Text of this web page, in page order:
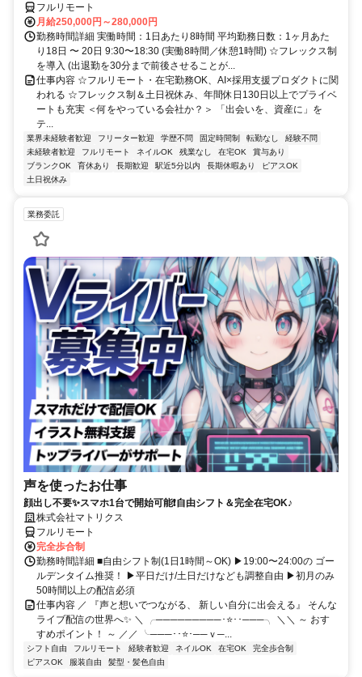
フルリモート
月給250,000円～280,000円
勤務時間詳細 実働時間：1日あたり8時間 平均勤務日数：1ヶ月あた
り18日 〜 20日 9:30〜18:30 (実働8時間／休憩1時間) ☆フレックス制
を導入 (出退勤を30分まで前後させることが...
仕事内容 ☆フルリモート・在宅勤務OK、AI×採用支援プロダクトに関
われる ☆フレックス制＆土日祝休み、年間休日130日以上でプライベ
ートも充実 ＜何をやっている会社か？＞ 「出会いを、資産に」を
テ...
業界未経験者歓迎 フリーター歓迎 学歴不問 固定時間制 転勤なし
経験不問
未経験者歓迎
フルリモート ネイルOK 残業なし 在宅OK
賞与あり
ブランクOK
育休あり 長期歓迎 駅近5分以内 長期休暇あり
ピアスOK
土日祝休み
業務委託
声を使ったお仕事
顔出し不要✨スマホ1台で開始可能❗自由シフト＆完全在宅OK♪
株式会社マトリクス
フルリモート
完全歩合制
勤務時間詳細 ■自由シフト制(1日1時間～OK) ▶19:00〜24:00の ゴー
ルデンタイム推奨！ ▶平日だけ/土日だけなども調整自由 ▶初月のみ
50時間以上の配信必須
仕事内容 ／ 『声と想いでつながる、 新しい自分に出会える』 そんな
ライブ配信の世界へ✨ ＼ ╭─────────･⭐･･───╮ ＼＼ ～ おす
すめポイント！ ～ ／／ ╰───･･⭐･──ｖ─...
シフト自由 フルリモート 経験者歓迎 ネイルOK 在宅OK
完全歩合制
ピアスOK
服装自由 髪型・髪色自由